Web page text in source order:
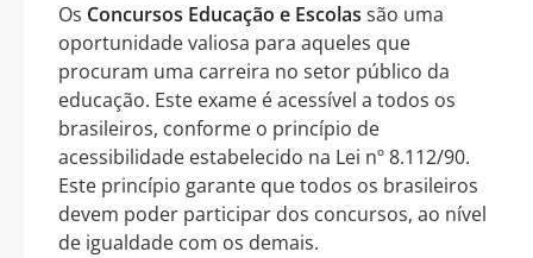
Os Concursos Educação e Escolas são uma
oportunidade valiosa para aqueles que
procuram uma carreira no setor público da
educação. Este exame é acessível a todos os
brasileiros, conforme o princípio de
acessibilidade estabelecido na Lei nº 8.112/90.
Este princípio garante que todos os brasileiros
devem poder participar dos concursos, ao nível
de igualdade com os demais.